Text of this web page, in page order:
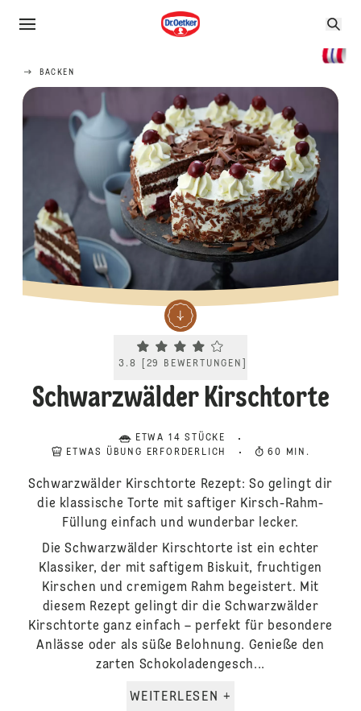
BACKEN
Current rating 3.8. Click to rate.
3.8 29 BEWERTUNGEN
Schwarzwälder Kirschtorte
ETWA 14 STÜCKE
ETWAS ÜBUNG ERFORDERLICH
60 MIN.
Schwarzwälder Kirschtorte Rezept: So gelingt dir
die klassische Torte mit saftiger Kirsch-Rahm-
Füllung einfach und wunderbar lecker.
Die Schwarzwälder Kirschtorte ist ein echter
Klassiker, der mit saftigem Biskuit, fruchtigen
Kirschen und cremigem Rahm begeistert. Mit
diesem Rezept gelingt dir die Schwarzwälder
Kirschtorte ganz einfach – perfekt für besondere
Anlässe oder als süße Belohnung. Genieße den
zarten Schokoladengesch...
WEITERLESEN +